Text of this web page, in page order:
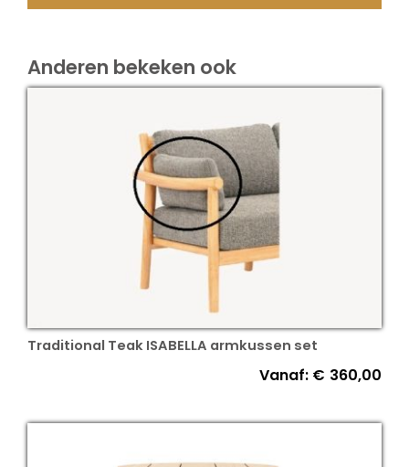
Anderen bekeken ook
Traditional Teak ISABELLA armkussen set
Vanaf: € 360,00